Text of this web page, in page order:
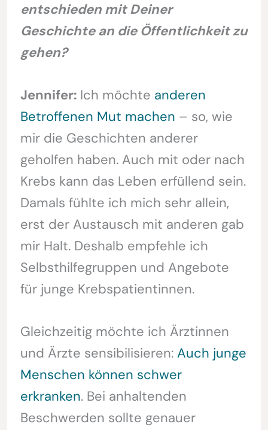
entschieden mit Deiner
Geschichte an die Öffentlichkeit zu
gehen?
Jennifer: Ich möchte anderen
Betroffenen Mut machen – so, wie
mir die Geschichten anderer
geholfen haben. Auch mit oder nach
Krebs kann das Leben erfüllend sein.
Damals fühlte ich mich sehr allein,
erst der Austausch mit anderen gab
mir Halt. Deshalb empfehle ich
Selbsthilfegruppen und Angebote
für junge Krebspatientinnen.
Gleichzeitig möchte ich Ärztinnen
und Ärzte sensibilisieren: Auch junge
Menschen können schwer
erkranken. Bei anhaltenden
Beschwerden sollte genauer